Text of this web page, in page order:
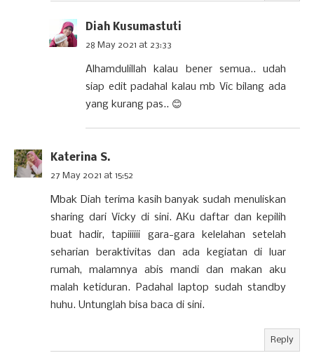
Diah Kusumastuti
28 May 2021 at 23:33
Alhamdulillah kalau bener semua.. udah
siap edit padahal kalau mb Vic bilang ada
yang kurang pas.. 😊
Katerina S.
27 May 2021 at 15:52
Mbak Diah terima kasih banyak sudah menuliskan
sharing dari Vicky di sini. AKu daftar dan kepilih
buat hadir, tapiiiiii gara-gara kelelahan setelah
seharian beraktivitas dan ada kegiatan di luar
rumah, malamnya abis mandi dan makan aku
malah ketiduran. Padahal laptop sudah standby
huhu. Untunglah bisa baca di sini.
Reply